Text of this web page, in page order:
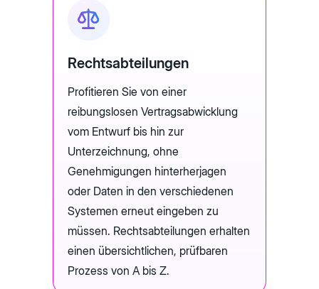
Rechtsabteilungen
Profitieren Sie von einer
reibungslosen Vertragsabwicklung
vom Entwurf bis hin zur
Unterzeichnung, ohne
Genehmigungen hinterherjagen
oder Daten in den verschiedenen
Systemen erneut eingeben zu
müssen. Rechtsabteilungen erhalten
einen übersichtlichen, prüfbaren
Prozess von A bis Z.